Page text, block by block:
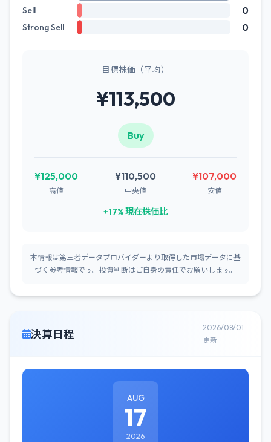
Sell 0
Strong Sell 0
目標株価（平均）
¥113,500
Buy
¥125,000
高値
¥110,500
中央値
¥107,000
安値
+17% 現在株価比
本情報は第三者データプロバイダーより取得した市場データに基
づく参考情報です。投資判断はご自身の責任でお願いします。
決算日程
2026/08/01
更新
AUG
17
2026